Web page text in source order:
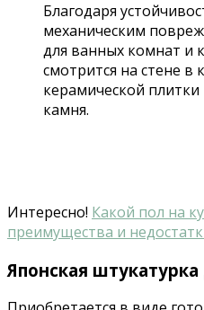
Благодаря
механическим
для ванных комнат и
смотрится на стене в
керамической
камня.
Интересно! Какой пол на
преимущества и
Японская